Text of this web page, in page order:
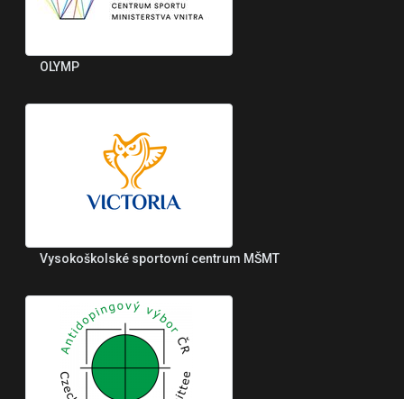
OLYMP
Vysokoškolské sportovní centrum MŠMT